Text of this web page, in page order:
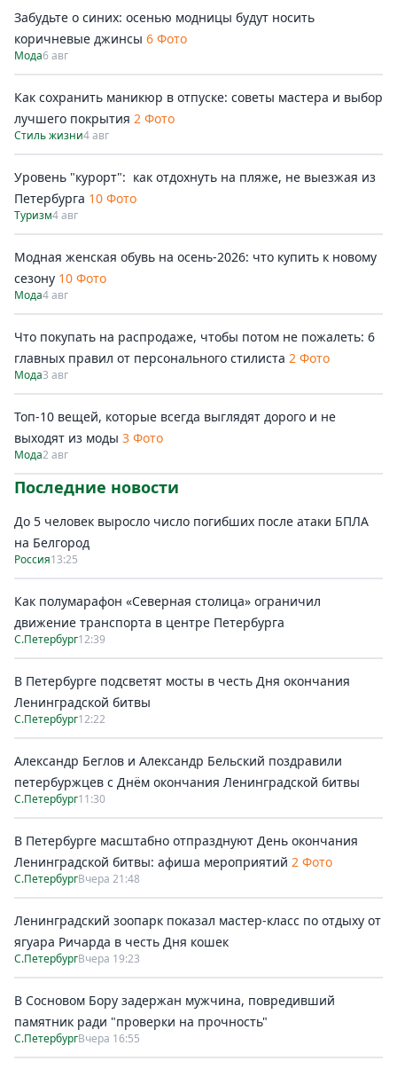
Забудьте о синих: осенью модницы будут носить
коричневые джинсы 6 Фото
Мода6 авг
Как сохранить маникюр в отпуске: советы мастера и выбор
лучшего покрытия 2 Фото
Стиль жизни4 авг
Уровень "курорт": как отдохнуть на пляже, не выезжая из
Петербурга 10 Фото
Туризм4 авг
Модная женская обувь на осень-2026: что купить к новому
сезону 10 Фото
Мода4 авг
Что покупать на распродаже, чтобы потом не пожалеть: 6
главных правил от персонального стилиста 2 Фото
Мода3 авг
Топ-10 вещей, которые всегда выглядят дорого и не
выходят из моды 3 Фото
Мода2 авг
Последние новости
До 5 человек выросло число погибших после атаки БПЛА
на Белгород
Россия13:25
Как полумарафон «Северная столица» ограничил
движение транспорта в центре Петербурга
С.Петербург12:39
В Петербурге подсветят мосты в честь Дня окончания
Ленинградской битвы
С.Петербург12:22
Александр Беглов и Александр Бельский поздравили
петербуржцев с Днём окончания Ленинградской битвы
С.Петербург11:30
В Петербурге масштабно отпразднуют День окончания
Ленинградской битвы: афиша мероприятий 2 Фото
С.ПетербургВчера 21:48
Ленинградский зоопарк показал мастер-класс по отдыху от
ягуара Ричарда в честь Дня кошек
С.ПетербургВчера 19:23
В Сосновом Бору задержан мужчина, повредивший
памятник ради "проверки на прочность"
С.ПетербургВчера 16:55